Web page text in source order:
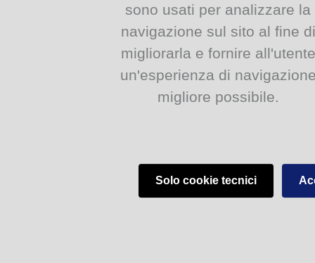
sono usati per analizzare la
navigazione sul sito al fine di
migliorarla e fornire all'utente
un'esperienza di
migliore possibile.
Solo cookie tecnici